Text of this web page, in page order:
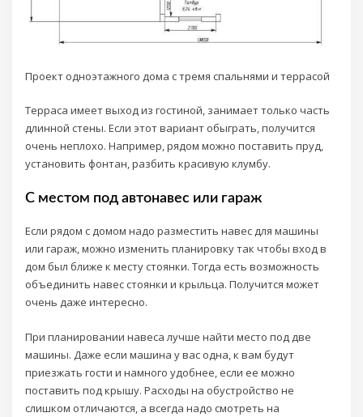
Проект одноэтажного дома с тремя спальнями и террасой
Терраса имеет выход из гостиной, занимает только часть
длинной стены. Если этот вариант обыграть, получится
очень неплохо. Например, рядом можно поставить пруд,
установить фонтан, разбить красивую клумбу.
С местом под автонавес или гараж
Если рядом с домом надо разместить навес для машины
или гараж, можно изменить планировку так чтобы вход в
дом был ближе к месту стоянки. Тогда есть возможность
объединить навес стоянки и крыльца. Получится может
очень даже интересно.
При планировании навеса лучше найти место под две
машины. Даже если машина у вас одна, к вам будут
приезжать гости и намного удобнее, если ее можно
поставить под крышу. Расходы на обустройство не
слишком отличаются, а всегда надо смотреть на